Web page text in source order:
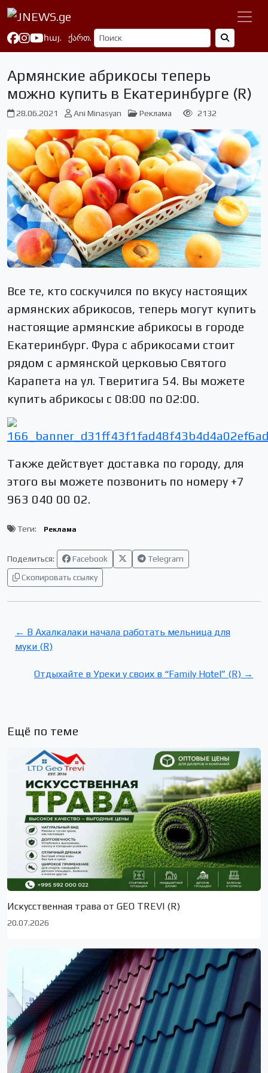
հայ. ქართ.
Армянские абрикосы теперь
можно купить в Екатеринбурге (R)
28.06.2021 Ani Minasyan Реклама 2132
Все те, кто соскучился по вкусу настоящих
армянских абрикосов, теперь могут купить
настоящие армянские абрикосы в городе
Екатеринбург. Фура с абрикосами стоит
рядом с армянской церковью Святого
Карапета на ул. Тверитига 54. Вы можете
купить абрикосы с 08:00 по 02:00.
Также действует доставка по городу, для
этого вы можете позвонить по номеру +7
963 040 00 02.
Теги: Реклама
Поделиться: Facebook
Telegram
Скопировать ссылку
← В Ахалкалаки начала работать мельница для
муки (R)
Отдыхайте в Уреки у своих в “Family Hotel” (R) →
Ещё по теме
Искусственная трава от GEO TREVI (R)
20.07.2026